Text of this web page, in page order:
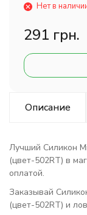
Нет в
291 грн.
Описание
Лучший Силикон
(цвет-502RT) в
оплатой.
Заказывай
(цвет-502RT) и